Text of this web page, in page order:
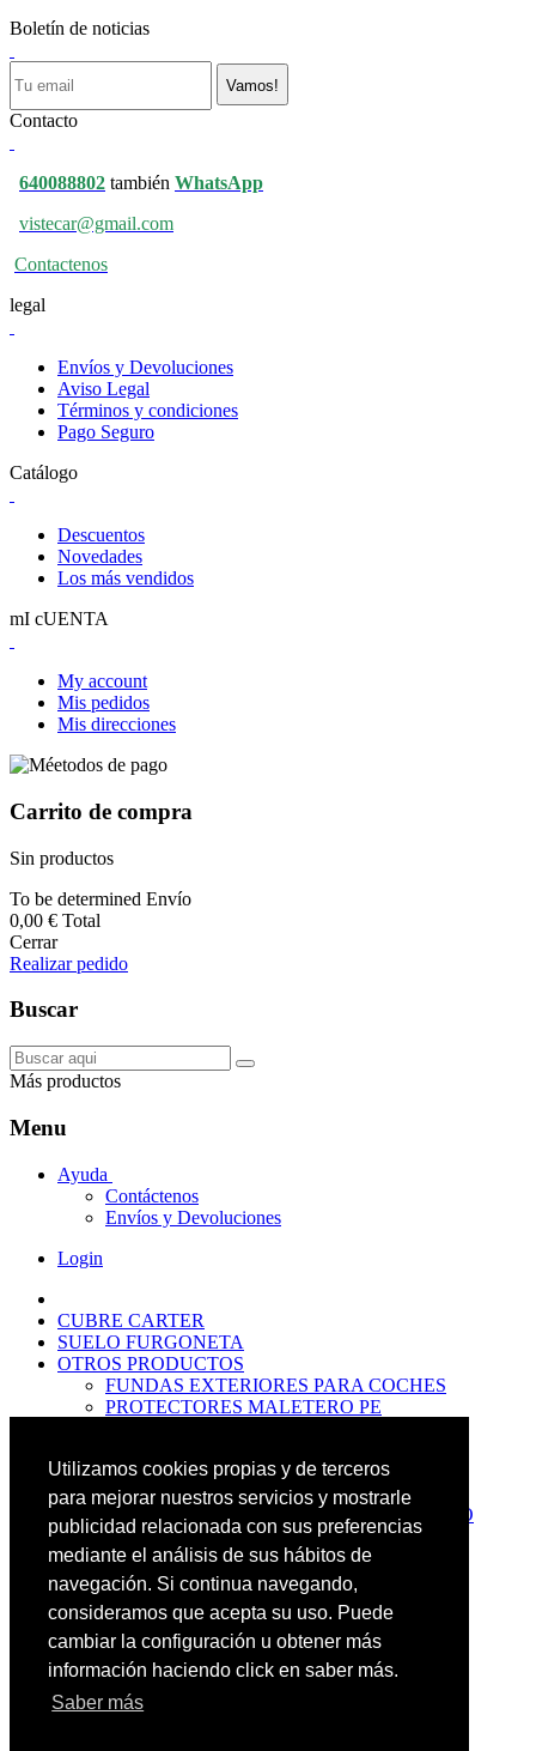
Utilizamos cookies propias y de terceros
para mejorar nuestros servicios y mostrarle
publicidad relacionada con sus preferencias
mediante el análisis de sus hábitos de
navegación. Si continua navegando,
consideramos que acepta su uso. Puede
cambiar la configuración u obtener más
información haciendo click en saber más.
Saber más
Boletín de noticias
Vamos!
Contacto
640088802 también WhatsApp
vistecar@gmail.com
Contactenos
legal
Envíos y Devoluciones
Aviso Legal
Términos y condiciones
Pago Seguro
Catálogo
Descuentos
Novedades
Los más vendidos
mI cUENTA
My account
Mis pedidos
Mis direcciones
Carrito de compra
Sin productos
To be determined Envío
0,00 € Total
Cerrar
Realizar pedido
Buscar
Más productos
Menu
Ayuda
Contáctenos
Envíos y Devoluciones
Login
CUBRE CARTER
SUELO FURGONETA
OTROS PRODUCTOS
FUNDAS EXTERIORES PARA COCHES
PROTECTORES MALETERO PE
PREMIUM
PROTECTORES MALETERO PE
PROTECTORES DE MALETERO CAUCHO
BASIC
ALFOMBRILLAS GOMA PREMIUM
ALFOMBRILLAS GOMA BASIC
OFERTAS
NOVEDADES
CONTACTO